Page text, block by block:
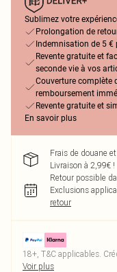
Sublimez votre
Prolongation de
Indemnisation de 5
Revente gratuite et
seconde vie à vos
Couverture complète
remboursement
Revente gratuite et
En savoir plus
Frais de douane
Livraison à 2,99€ !
Retour possible
Exclusions
retour
18+, T&C applicables.
Voir plus